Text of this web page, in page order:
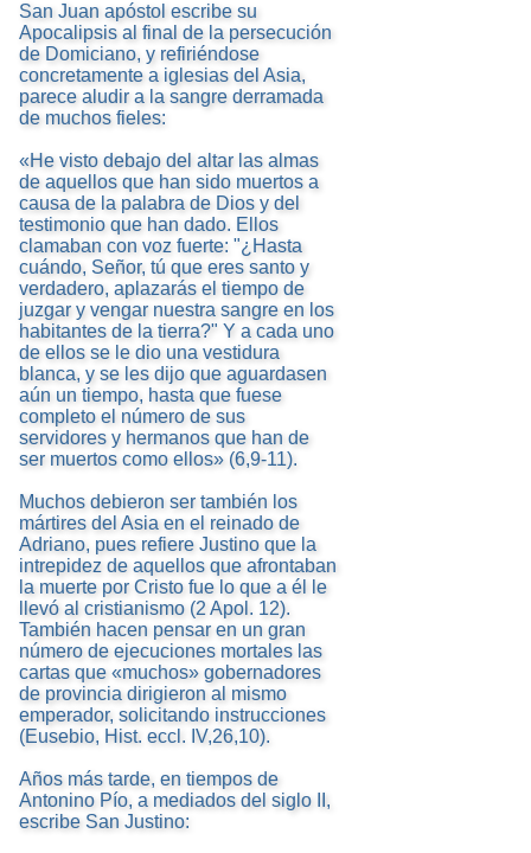
San Juan apóstol escribe su
Apocalipsis al final de la persecución
de Domiciano, y refiriéndose
concretamente a iglesias del Asia,
parece aludir a la sangre derramada
de muchos fieles:
«He visto debajo del altar las almas
de aquellos que han sido muertos a
causa de la palabra de Dios y del
testimonio que han dado. Ellos
clamaban con voz fuerte: "¿Hasta
cuándo, Señor, tú que eres santo y
verdadero, aplazarás el tiempo de
juzgar y vengar nuestra sangre en los
habitantes de la tierra?" Y a cada uno
de ellos se le dio una vestidura
blanca, y se les dijo que aguardasen
aún un tiempo, hasta que fuese
completo el número de sus
servidores y hermanos que han de
ser muertos como ellos» (6,9-11).
Muchos debieron ser también los
mártires del Asia en el reinado de
Adriano, pues refiere Justino que la
intrepidez de aquellos que afrontaban
la muerte por Cristo fue lo que a él le
llevó al cristianismo (2 Apol. 12).
También hacen pensar en un gran
número de ejecuciones mortales las
cartas que «muchos» gobernadores
de provincia dirigieron al mismo
emperador, solicitando instrucciones
(Eusebio, Hist. eccl. IV,26,10).
Años más tarde, en tiempos de
Antonino Pío, a mediados del siglo II,
escribe San Justino: